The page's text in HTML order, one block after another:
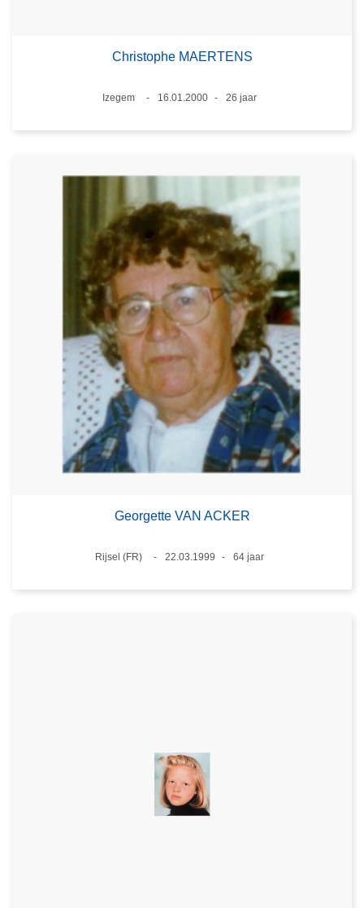
Christophe MAERTENS
Plaats
Izegem
16.01.2000
26 jaar
Georgette VAN ACKER
Plaats
Rijsel (FR)
22.03.1999
64 jaar